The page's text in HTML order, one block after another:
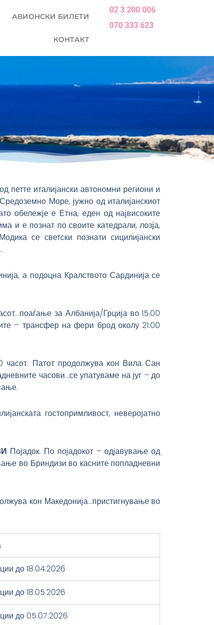
АВИОНСКИ БИЛЕТИ
КОНТАКТ
02 3 200 006
070 333 623
италијански автономни региони и
Море, јужно од италијанскиот
обележје е Етна, еден од највисоките
и е познат по своите катедрали, лозја,
се светски познати сицилијански
а подоцна Кралството Сардинија се
за Албанија/Грција во 15.00
– трансфер на фери брод околу 21.00
Патот продолжува кон Вила Сан
часови…се упатуваме на југ – до
гостопримливост, неверојатно
Појадок. По појадокот – одјавување од
во Бриндизи во касните попладневни
кон Македонија…пристигнување во
до 18.04.2026
до 18.05.2026
до 05.07.2026